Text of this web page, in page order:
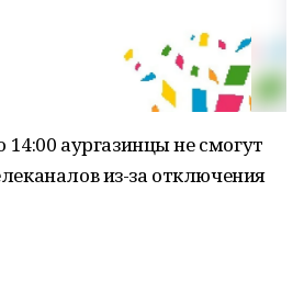
14:00 аургазинцы не смогут
из-за отключения